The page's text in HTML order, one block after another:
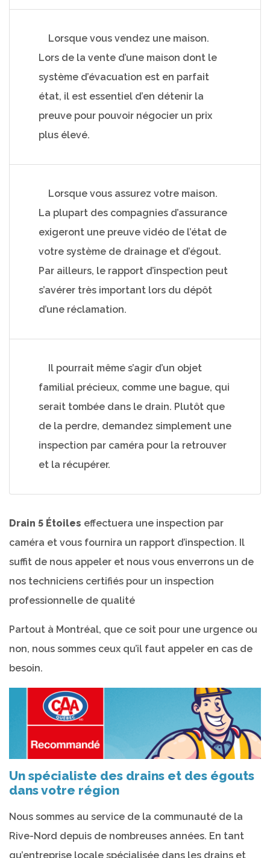
Lorsque vous vendez une maison.
Lors de la vente d’une maison dont le
système d’évacuation est en parfait
état, il est essentiel d’en détenir la
preuve pour pouvoir négocier un prix
plus élevé.
Lorsque vous assurez votre maison.
La plupart des compagnies d’assurance
exigeront une preuve vidéo de l’état de
votre système de drainage et d’égout.
Par ailleurs, le rapport d’inspection peut
s’avérer très important lors du dépôt
d’une réclamation.
Il pourrait même s’agir d’un objet
familial précieux, comme une bague, qui
serait tombée dans le drain. Plutôt que
de la perdre, demandez simplement une
inspection par caméra pour la retrouver
et la récupérer.
Drain 5 Étoiles effectuera une inspection par
caméra et vous fournira un rapport d’inspection. Il
suffit de nous appeler et nous vous enverrons un de
nos techniciens certifiés pour un inspection
professionnelle de qualité
Partout à Montréal, que ce soit pour une urgence ou
non, nous sommes ceux qu’il faut appeler en cas de
besoin.
Un spécialiste des drains et des égouts
dans votre région
Nous sommes au service de la communauté de la
Rive-Nord depuis de nombreuses années. En tant
qu’entreprise locale spécialisée dans les drains et